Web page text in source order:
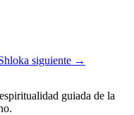
siguiente →
guiada de la